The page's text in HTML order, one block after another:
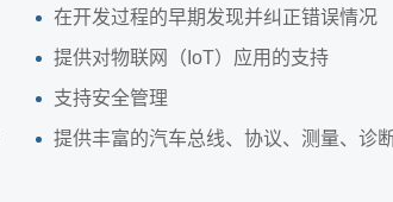
在开发过程的早期发现并纠正错误情况
提供对物联网（IoT）应用的支持
支持安全管理
提供丰富的汽车总线、协议、测量、诊